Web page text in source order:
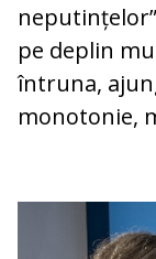
pe deplin
întruna,
monotonie,